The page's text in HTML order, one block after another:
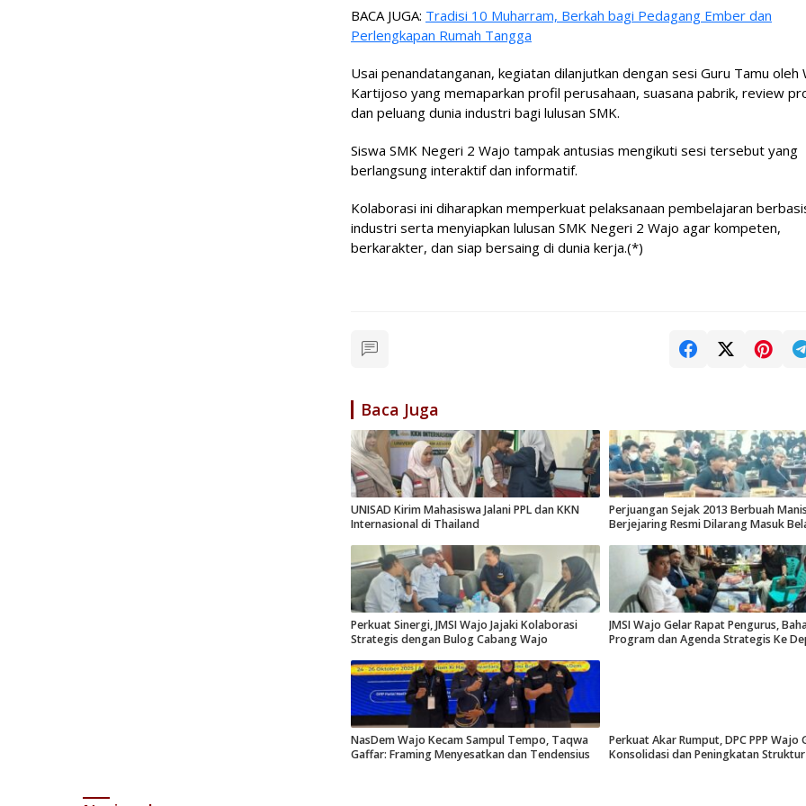
BACA JUGA: Tradisi 10 Muharram, Berkah bagi Pedagang Ember dan
Perlengkapan Rumah Tangga
Usai penandatanganan, kegiatan dilanjutkan dengan sesi Guru Tamu oleh
Kartijoso yang memaparkan profil perusahaan, suasana pabrik, review
dan peluang dunia industri bagi lulusan SMK.
Siswa SMK Negeri 2 Wajo tampak antusias mengikuti sesi tersebut yang
berlangsung interaktif dan informatif.
Kolaborasi ini diharapkan memperkuat pelaksanaan pembelajaran
industri serta menyiapkan lulusan SMK Negeri 2 Wajo agar kompeten,
berkarakter, dan siap bersaing di dunia kerja.(*)
Baca Juga
UNISAD Kirim Mahasiswa Jalani PPL dan KKN
Internasional di Thailand
Perjuangan Sejak 2013 Berbuah
Berjejaring Resmi Dilarang Masuk
Perkuat Sinergi, JMSI Wajo Jajaki Kolaborasi
Strategis dengan Bulog Cabang Wajo
JMSI Wajo Gelar Rapat Pengurus,
Program dan Agenda Strategis Ke
NasDem Wajo Kecam Sampul Tempo, Taqwa
Gaffar: Framing Menyesatkan dan Tendensius
Perkuat Akar Rumput, DPC PPP Wajo
Konsolidasi dan Peningkatan